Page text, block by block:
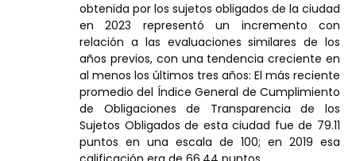
obtenida por los sujetos obligados de la ciudad
en 2023 representó un incremento con
relación a las evaluaciones similares de los
años previos, con una tendencia creciente en
al menos los últimos tres años: El más reciente
promedio del Índice General de Cumplimiento
de Obligaciones de Transparencia de los
Sujetos Obligados de esta ciudad fue de 79.11
puntos en una escala de 100; en 2019 esa